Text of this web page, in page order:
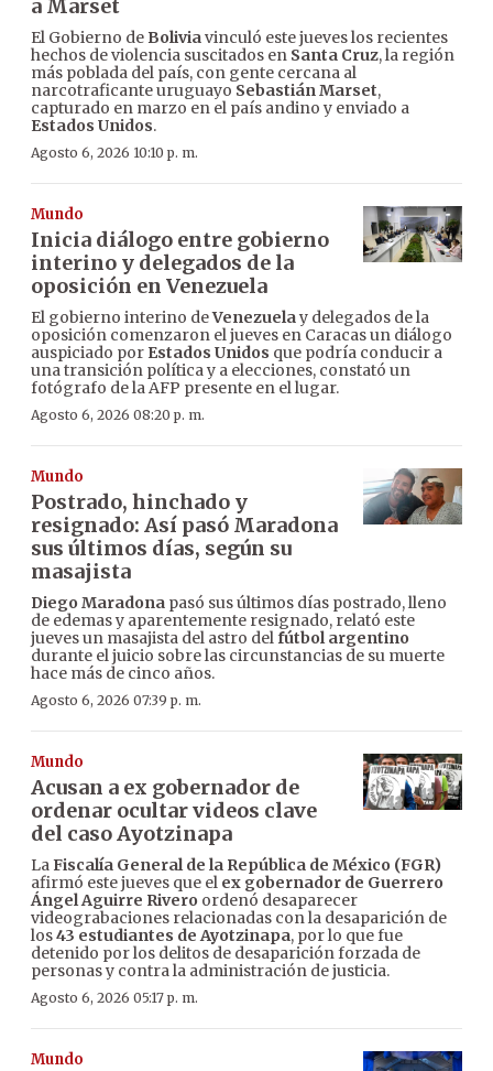
a Marset
El Gobierno de Boliviavinculó este jueves los recientes
hechos de violencia suscitados en Santa Cruz, la región
más poblada del país, con gente cercana al
narcotraficante uruguayo Sebastián Marset,
capturado en marzo en el país andino y enviado a
Estados Unidos.
Agosto 6, 2026 10:10 p. m.
Mundo
Inicia diálogo entre gobierno
interino y delegados de la
oposición en Venezuela
El gobierno interino deVenezuelay delegados de la
oposición comenzaron el jueves en Caracas un diálogo
auspiciado por Estados Unidos que podría conducir a
una transición política y a elecciones, constató un
fotógrafo de la AFP presente en el lugar.
Agosto 6, 2026 08:20 p. m.
Mundo
Postrado, hinchado y
resignado: Así pasó Maradona
sus últimos días, según su
masajista
Diego Maradona pasó sus últimos días postrado, lleno
de edemas y aparentemente resignado, relató este
jueves un masajista del astro delfútbol argentino
durante el juicio sobre las circunstancias de su muerte
hace más de cinco años.
Agosto 6, 2026 07:39 p. m.
Mundo
Acusan a ex gobernador de
ordenar ocultar videos clave
del caso Ayotzinapa
LaFiscalía General de la República de México (FGR)
afirmó este jueves que el ex gobernador de Guerrero
Ángel Aguirre Rivero ordenó desaparecer
videograbaciones relacionadas con la desaparición de
los43 estudiantes de Ayotzinapa, por lo que fue
detenido por los delitos de desaparición forzada de
personas y contra la administración de justicia.
Agosto 6, 2026 05:17 p. m.
Mundo